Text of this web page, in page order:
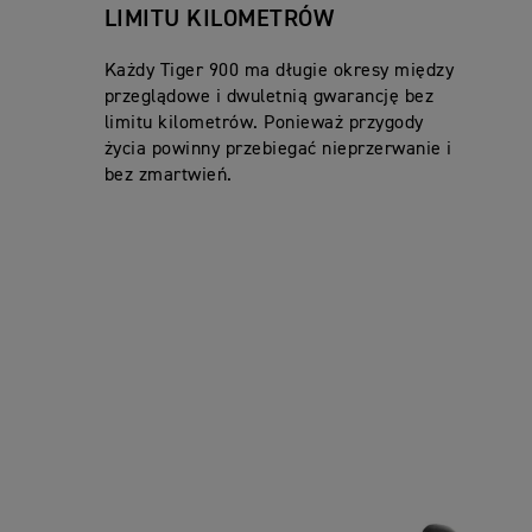
LIMITU KILOMETRÓW
Każdy Tiger 900 ma długie okresy między
przeglądowe i dwuletnią gwarancję bez
limitu kilometrów. Ponieważ przygody
życia powinny przebiegać nieprzerwanie i
bez zmartwień.